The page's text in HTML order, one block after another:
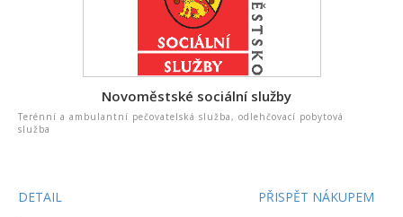
Novoměstské sociální služby
Terénní a ambulantní pečovatelská služba, odlehčovací pobytová
služba
DETAIL PŘISPĚT NÁKUPEM